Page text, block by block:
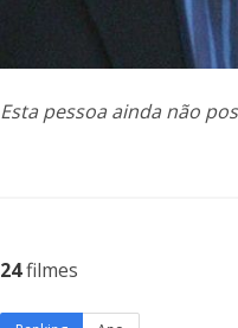
Esta pessoa ainda não
24filmes